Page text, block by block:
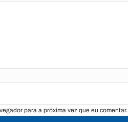
para a próxima vez que eu comentar.